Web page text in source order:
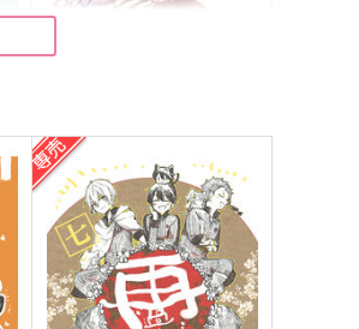
Web再録集 名前のない鷹
コルゲェト
3,144円（税込）